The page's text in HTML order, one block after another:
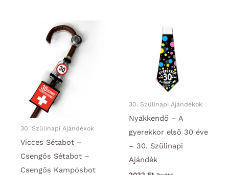
30. Szülinapi Ajándékok
Vicces Sétabot –
Csengős Sétabot –
Csengős Kampósbot
30. Szülinapi Ajándékok
Nyakkendő – A
gyerekkor első 30 éve
– 30. Szülinapi
Ajándék